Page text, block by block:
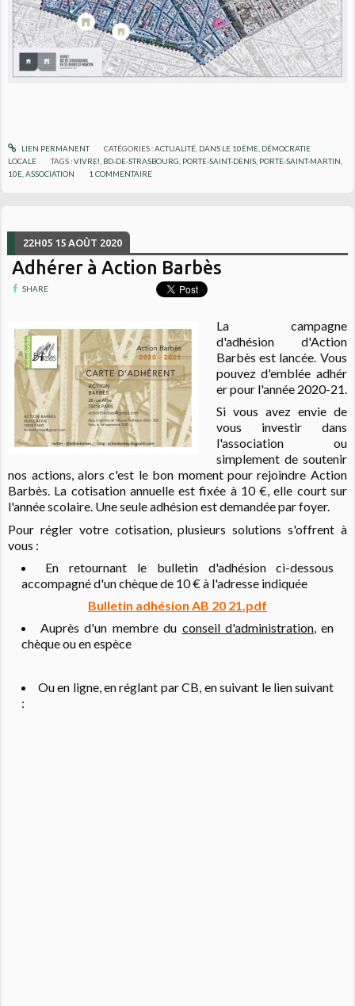
LIEN PERMANENT CATÉGORIES :ACTUALITÉ, DANS LE 10ÈME, DÉMOCRATIE
LOCALE
TAGS :VIVRE! BD-DE-STRASBOURG PORTE-SAINT-DENIS PORTE-SAINT-MARTIN
10E ,ASSOCIATION 1 COMMENTAIRE
22H05 15 AOÛT 2020
Adhérer à Action Barbès
SHARE
La campagne
d'adhésion d'Action
Barbès est lancée. Vous
pouvezd'emblée adhér
er pour l'année 2020-21.
Si vous avez envie de
vous investir dans
l'association ou
simplement de soutenir
nos actions, alors c'est le bon moment pour rejoindre Action
Barbès. La cotisation annuelle est fixée à 10 €, elle court sur
l'année scolaire. Une seule adhésion est demandée par foyer.
Pour régler votre cotisation, plusieurs solutions s'offrent à
vous :
En retournant le bulletin d'adhésion ci-dessous
accompagné d'un chèque de 10 € à l'adresse indiquée
Bulletin adhésion AB 20 21.pdf
Auprès d'un membre du conseil d'administration, en
chèque ou en espèce
Ou en ligne, en réglant par CB, en suivant le lien suivant
: